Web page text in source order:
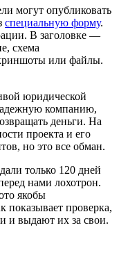
могут опубликовать
специальную форму.
В заголовке —
схема
или файлы.
юридической
компанию,
деньги. На
проекта и его
но это все обман.
только 120 дней
нами лохотрон.
якобы
показывает проверка,
и выдают их за свои.